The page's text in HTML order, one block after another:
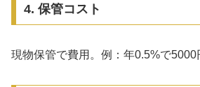
4. 保管コスト
現物保管で費用。例：年0.5%で5000